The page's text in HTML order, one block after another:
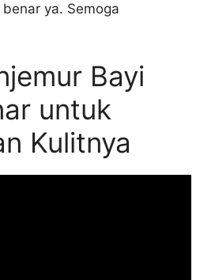
ya. Semoga
Bayi
untuk
Kulitnya